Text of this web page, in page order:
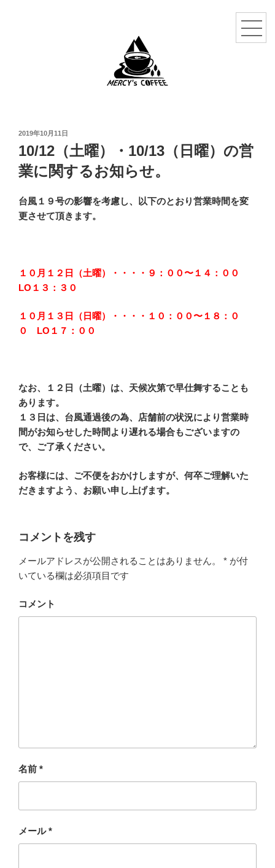
投
稿
日:
2019年10月11日
10/12（土曜）・10/13（日曜）の営
業に関するお知らせ。
台風１９号の影響を考慮し、以下のとおり営業時間を変
更させて頂きます。
１０月１２日（土曜）・・・・９：００〜１４：００
LO１３：３０
１０月１３日（日曜）・・・・１０：００〜１８：０
０ LO１７：００
なお、１２日（土曜）は、天候次第で早仕舞することも
あります。
１３日は、台風通過後の為、店舗前の状況により営業時
間がお知らせした時間より遅れる場合もございますの
で、ご了承ください。
お客様には、ご不便をおかけしますが、何卒ご理解いた
だきますよう、お願い申し上げます。
コメントを残す
メールアドレスが公開されることはありません。 * が付
いている欄は必須項目です
コメント
名前 *
メール*